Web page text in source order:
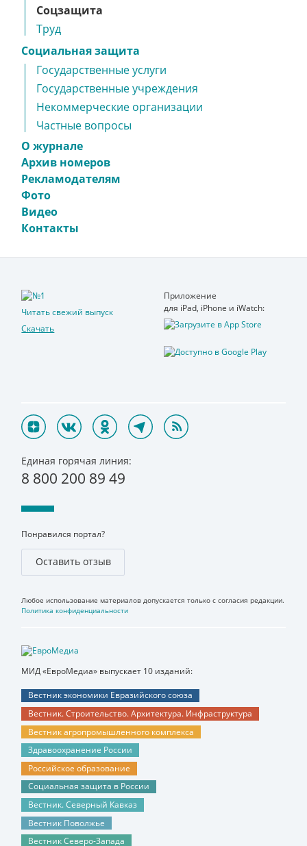
Соцзащита
Труд
Социальная защита
Государственные услуги
Государственные учреждения
Некоммерческие организации
Частные вопросы
О журнале
Архив номеров
Рекламодателям
Фото
Видео
Контакты
МИД «ЕвроМедиа» выпускает 10 изданий:
Вестник экономики Евразийского союза
Вестник. Строительство. Архитектура. Инфраструктура
Вестник агропромышленного комплекса
Здравоохранение России
Российское образование
Социальная защита в России
Вестник. Северный Кавказ
Вестник Поволжье
Вестник Северо-Запада
Читать свежий выпуск
Скачать
Приложение
для iPad, iPhone и iWatch:
Единая горячая линия:
8 800 200 89 49
Понравился портал?
Оставить отзыв
Любое использование материалов допускается только с согласия редакции.
Политика конфиденциальности